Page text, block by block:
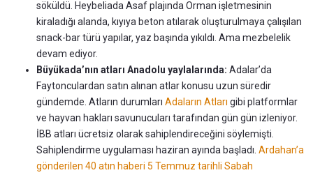
söküldü. Heybeliada Asaf plajında Orman işletmesinin
kiraladığı alanda, kıyıya beton atılarak oluşturulmaya çalışılan
snack-bar türü yapılar, yaz başında yıkıldı. Ama mezbelelik
devam ediyor.
Büyükada’nın atları Anadolu yaylalarında: Adalar’da
Faytonculardan satın alınan atlar konusu uzun süredir
gündemde. Atların durumları Adaların Atları gibi platformlar
ve hayvan hakları savunucuları tarafından gün gün izleniyor.
İBB atları ücretsiz olarak sahiplendireceğini söylemişti.
Sahiplendirme uygulaması haziran ayında başladı. Ardahan’a
gönderilen 40 atın haberi 5 Temmuz tarihli Sabah